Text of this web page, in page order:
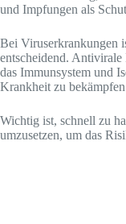
und Impfungen als
Bei Viruserkrankungen
entscheidend.
das Immunsystem und
Krankheit zu
Wichtig ist, schnell zu
umzusetzen, um das